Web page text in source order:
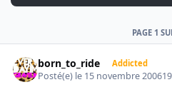
PAGE 1
born_to_ride Addicted
Posté(e) le 15 novembre 2006